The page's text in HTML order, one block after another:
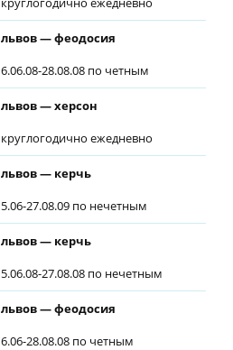
львов — феодосия
6.06.08-28.08.08 по четным
львов — херсон
круглогодично ежедневно
львов — керчь
5.06-27.08.09 по нечетным
львов — керчь
5.06.08-27.08.08 по нечетным
львов — феодосия
6.06-28.08.08 по четным